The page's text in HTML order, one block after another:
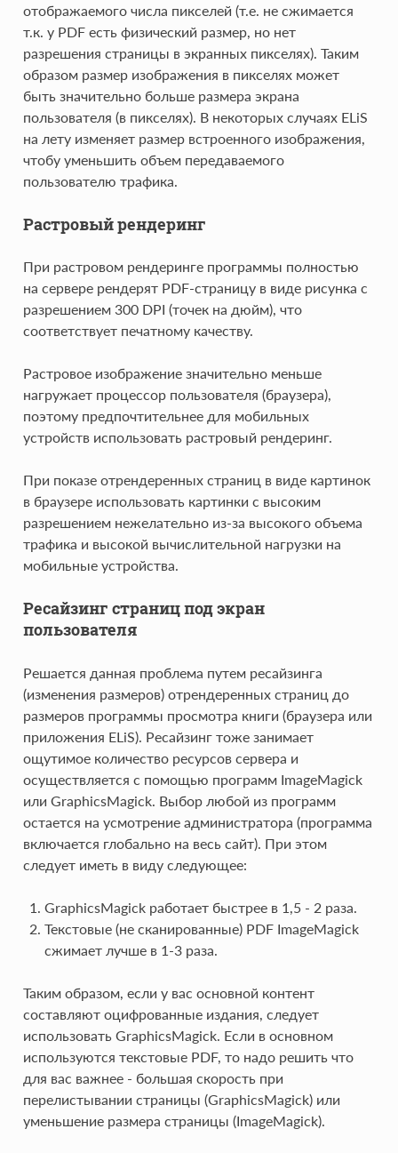
отображаемого числа пикселей (т.е. не сжимается
т.к. у PDF есть физический размер, но нет
разрешения страницы в экранных пикселях). Таким
образом размер изображения в пикселях может
быть значительно больше размера экрана
пользователя (в пикселях). В некоторых случаях ELiS
на лету изменяет размер встроенного изображения,
чтобу уменьшить объем передаваемого
пользователю трафика.
Растровый рендеринг
При растровом рендеринге программы полностью
на сервере рендерят PDF-страницу в виде рисунка с
разрешением 300 DPI (точек на дюйм), что
соответствует печатному качеству.
Растровое изображение значительно меньше
нагружает процессор пользователя (браузера),
поэтому предпочтительнее для мобильных
устройств использовать растровый рендеринг.
При показе отрендеренных страниц в виде картинок
в браузере использовать картинки с высоким
разрешением нежелательно из-за высокого объема
трафика и высокой вычислительной нагрузки на
мобильные устройства.
Ресайзинг страниц под экран
пользователя
Решается данная проблема путем ресайзинга
(изменения размеров) отрендеренных страниц до
размеров программы просмотра книги (браузера или
приложения ELiS). Ресайзинг тоже занимает
ощутимое количество ресурсов сервера и
осуществляется с помощью программ ImageMagick
или GraphicsMagick. Выбор любой из программ
остается на усмотрение администратора (программа
включается глобально на весь сайт). При этом
следует иметь в виду следующее:
GraphicsMagick работает быстрее в 1,5 - 2 раза.
Текстовые (не сканированные) PDF ImageMagick
сжимает лучше в 1-3 раза.
Таким образом, если у вас основной контент
составляют оцифрованные издания, следует
использовать GraphicsMagick. Если в основном
используются текстовые PDF, то надо решить что
для вас важнее - большая скорость при
перелистывании страницы (GraphicsMagick) или
уменьшение размера страницы (ImageMagick).